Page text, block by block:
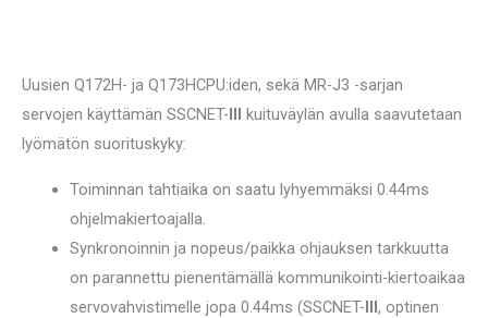
Uusien Q172H- ja Q173HCPU:iden, sekä MR-J3 -sarjan
servojen käyttämän SSCNET-
kuituväylän avulla saavutetaan
lyömätön suorituskyky:
Toiminnan tahtiaika on saatu lyhyemmäksi 0.44ms
ohjelmakiertoajalla.
Synkronoinnin ja nopeus/paikka ohjauksen tarkkuutta
on parannettu pienentämällä kommunikointi-kiertoaikaa
servovahvistimelle jopa 0.44ms (SSCNET-III, optinen